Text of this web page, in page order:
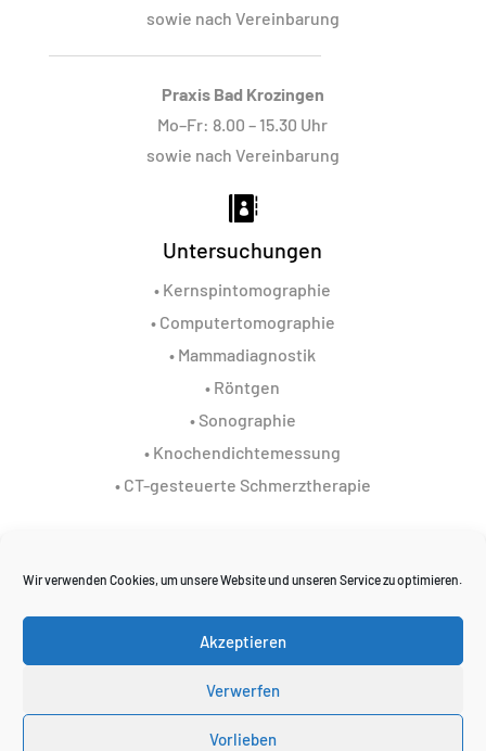
Wir verwenden Cookies, um unsere Website und unseren Service zu optimieren.
Akzeptieren
Verwerfen
Vorlieben
sowie nach Vereinbarung
Praxis Bad Krozingen
Mo–Fr: 8.00 – 15.30 Uhr
sowie nach Vereinbarung

Untersuchungen
• Kernspintomographie
• Computertomographie
• Mammadiagnostik
• Röntgen
• Sonographie
• Knochendichtemessung
• CT-gesteuerte Schmerztherapie
Kontakt
zur Anmeldung